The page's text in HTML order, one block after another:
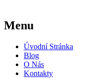
Menu
Úvodní Stránka
Blog
O Nás
Kontakty